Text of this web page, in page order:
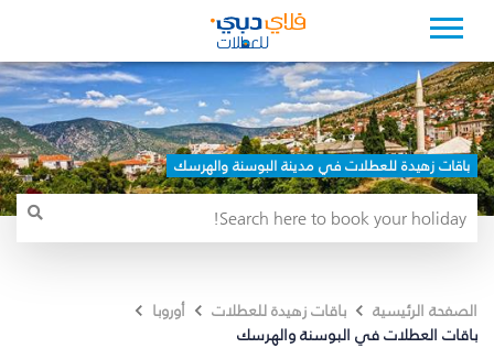
باقات زهيدة للعطلات في مدينة البوسنة والهرسك
الصفحة الرئيسية باقات زهيدة للعطلات
أوروبا
باقات العطلات في البوسنة والهرسك